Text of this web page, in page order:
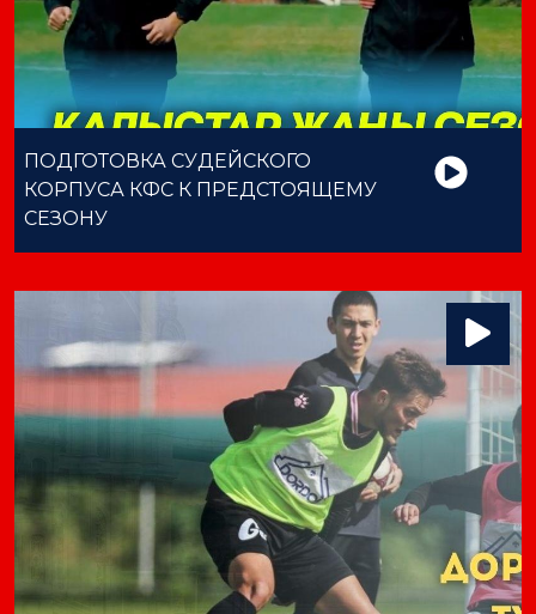
ПОДГОТОВКА СУДЕЙСКОГО
КОРПУСА КФС К ПРЕДСТОЯЩЕМУ
СЕЗОНУ